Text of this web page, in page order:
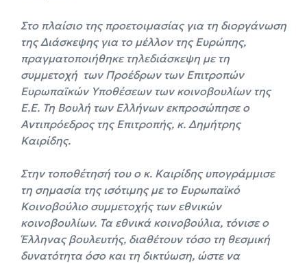
Στο πλαίσιο της προετοιμασίας για τη διοργάνωση
της Διάσκεψης για το μέλλον της Ευρώπης,
πραγματοποιήθηκε τηλεδιάσκεψη με τη
συμμετοχή των Προέδρων των Επιτροπών
Ευρωπαϊκών Υποθέσεων των κοινοβουλίων της
Ε.Ε. Τη Βουλή των Ελλήνων εκπροσώπησε ο
Αντιπρόεδρος της Επιτροπής, κ. Δημήτρης
Καιρίδης.
Στην τοποθέτησή του ο κ. Καιρίδης υπογράμμισε
τη σημασία της ισότιμης με το Ευρωπαϊκό
Κοινοβούλιο συμμετοχής των εθνικών
κοινοβουλίων. Τα εθνικά κοινοβούλια, τόνισε ο
Έλληνας βουλευτής, διαθέτουν τόσο τη θεσμική
δυνατότητα όσο και τη δικτύωση, ώστε να